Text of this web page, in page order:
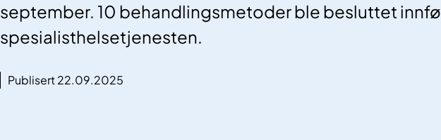
september. 10 behandlingsmetoder ble besluttet
spesialisthelsetjenesten.
Publisert 22.09.2025